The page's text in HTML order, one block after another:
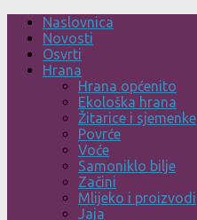
Skip
content
Naslovnica
Novosti
Osvrti
Hrana
Hrana općenito
Ekološka hrana
Žitarice i sjemenke
Povrće
Voće
Samoniklo bilje
Začini
Mlijeko i proizvodi
Jaja